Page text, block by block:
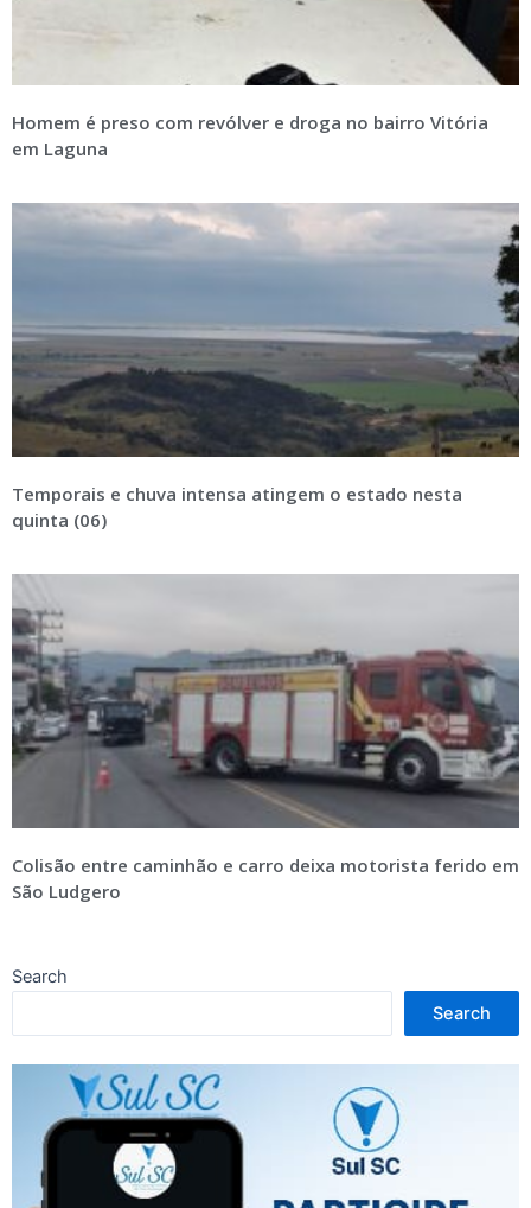
Homem é preso com revólver e droga no bairro Vitória
em Laguna
Temporais e chuva intensa atingem o estado nesta
quinta (06)
Colisão entre caminhão e carro deixa motorista ferido em
São Ludgero
Search
Search